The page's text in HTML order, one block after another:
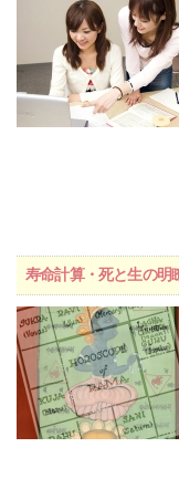
寿命計算・死と生の明